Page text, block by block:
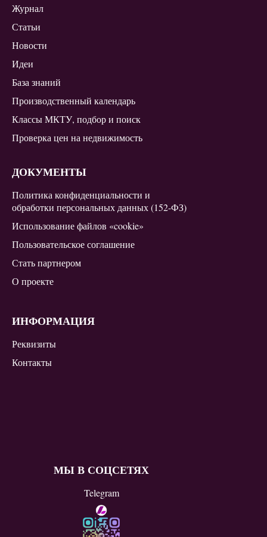
Журнал
Статьи
Новости
Идеи
База знаний
Производственный календарь
Классы МКТУ, подбор и поиск
Проверка цен на недвижимость
ДОКУМЕНТЫ
Политика конфиденциальности и
обработки персональных данных (152-ФЗ)
Использование файлов «cookie»
Пользовательское соглашение
Стать партнером
О проекте
ИНФОРМАЦИЯ
Реквизиты
Контакты
МЫ В СОЦСЕТЯХ
Telegram